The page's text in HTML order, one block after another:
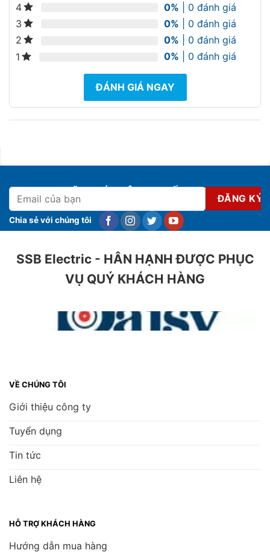
4
0% | 0 đánh giá
3
0% | 0 đánh giá
2
0% | 0 đánh giá
1
0% | 0 đánh giá
ĐÁNH GIÁ NGAY
ĐĂNG KÝ NHẬN KHUYẾN MẠI
Chia sẻ với chúng tôi
SSB Electric - HÂN HẠNH ĐƯỢC PHỤC
VỤ QUÝ KHÁCH HÀNG
VỀ CHÚNG TÔI
Giới thiệu công ty
Tuyển dụng
Tin tức
Liên hệ
HỖ TRỢ KHÁCH HÀNG
Hướng dẫn mua hàng